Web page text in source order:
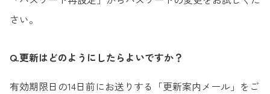
さい。
Q.更新はどのようにしたらよいですか？
有効期限日の14日前にお送りする「更新案内メール」をご